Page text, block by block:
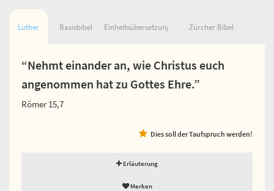
Luther Basisbibel Einheitsübersetzung Zürcher Bibel
“Nehmt einander an, wie Christus euch
angenommen hat zu Gottes Ehre.”
Römer 15,7
Dies soll der Taufspruch werden!
Erläuterung
Merken